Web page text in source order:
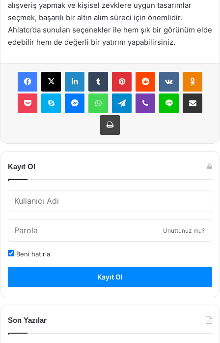
alışveriş yapmak ve kişisel zevklere uygun tasarımlar
seçmek, başarılı bir altın alım süreci için önemlidir.
Ahlatcı’da sunulan seçenekler ile hem şık bir görünüm elde
edebilir hem de değerli bir yatırım yapabilirsiniz.
Facebook
X LinkedInTumblr PinterestReddit VKontakte
Pocket Skype MessengerWhatsAppTelegramViber Line E-Posta ile
Yazdır
Kayıt Ol
Unuttunuz mu?
Beni hatırla
Kayıt Ol
Son Yazılar